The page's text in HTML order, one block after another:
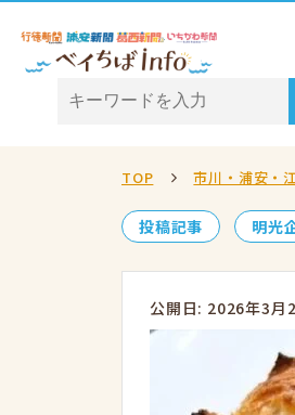
TOP 市川・浦安・
投稿記事 明光
公開日: 2026年3月